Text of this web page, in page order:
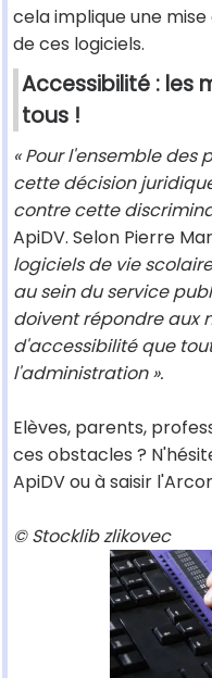
cela implique une
de ces logiciels.
Accessibilité : les
tous !
« Pour l'ensemble des
cette décision
contre cette
ApiDV. Selon Pierre
logiciels de vie
au sein du service
doivent répondre aux
d'accessibilité que
l'administration ».
Elèves, parents,
ces obstacles ?
ApiDV ou à saisir
© Stocklib zlikovec